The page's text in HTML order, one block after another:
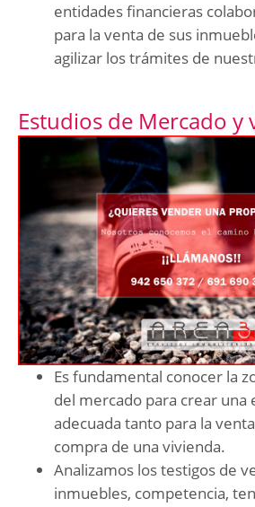
entidades financieras
para la venta de sus
agilizar los trámites de
Estudios de Mercado y
Es fundamental conocer la
del mercado para crear una
adecuada tanto para la
compra de una vivienda.
Analizamos los testigos de
inmuebles, competencia,